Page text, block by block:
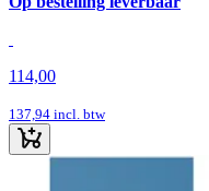
114,00
137,94 incl. btw